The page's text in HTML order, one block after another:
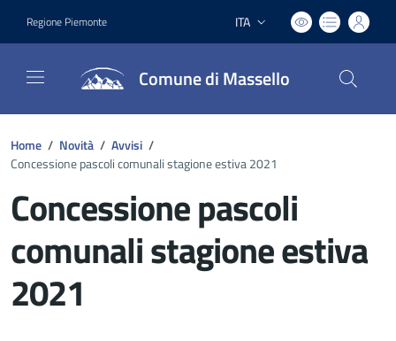
Regione Piemonte Lingua attiva:
ITA
Comune di Massello
Home / Novità / Avvisi /
Concessione pascoli comunali stagione estiva 2021
Concessione pascoli
comunali stagione estiva
2021